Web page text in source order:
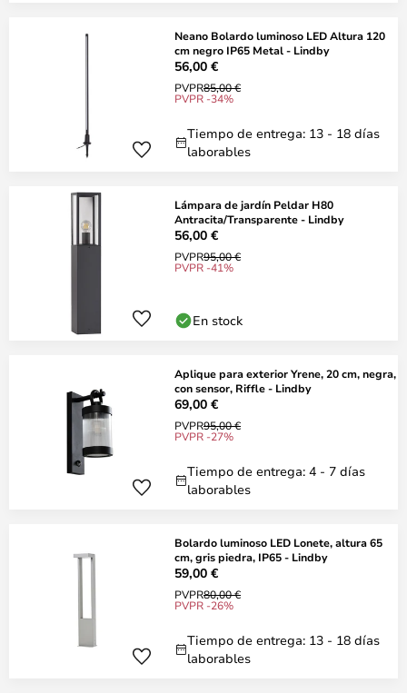
Neano Bolardo luminoso LED Altura 120
cm negro IP65 Metal - Lindby
56,00 €
PVPR85,00 €
PVPR -34%
Tiempo de entrega: 13 - 18 días
laborables
Lámpara de jardín Peldar H80
Antracita/Transparente - Lindby
56,00 €
PVPR95,00 €
PVPR -41%
En stock
Aplique para exterior Yrene, 20 cm, negra,
con sensor, Riffle - Lindby
69,00 €
PVPR95,00 €
PVPR -27%
Tiempo de entrega: 4 - 7 días
laborables
Bolardo luminoso LED Lonete, altura 65
cm, gris piedra, IP65 - Lindby
59,00 €
PVPR80,00 €
PVPR -26%
Tiempo de entrega: 13 - 18 días
laborables